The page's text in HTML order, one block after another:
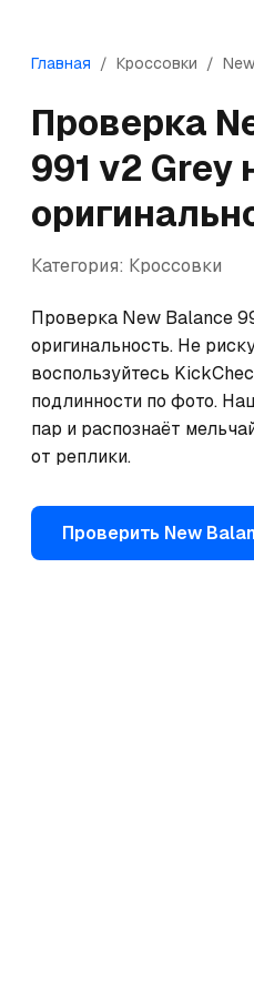
Главная / Кроссовки /
Проверка
991 v2 Grey
Категория: Кроссовки
Проверка New Balance
оригинальность. Не
воспользуйтесь
подлинности по фото.
пар и распознаёт
от реплики.
Проверить New